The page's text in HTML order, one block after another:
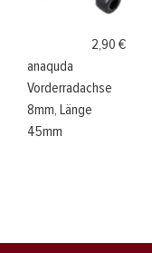
2,90 €
anaquda
Vorderradachse
8mm, Länge
45mm